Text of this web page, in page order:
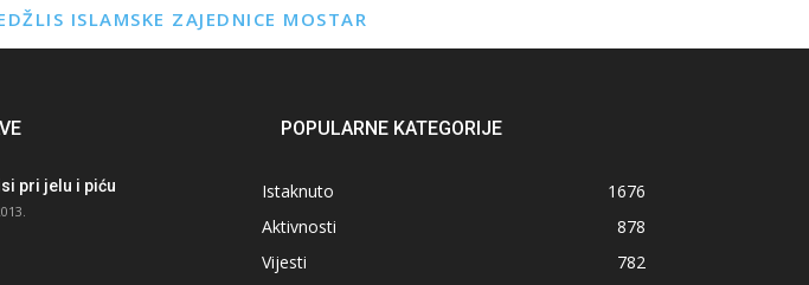
ISLAMSKE ZAJEDNICE MOSTAR
pri jelu i piću
POPULARNE KATEGORIJE
Istaknuto
1676
Aktivnosti
878
Vijesti
782